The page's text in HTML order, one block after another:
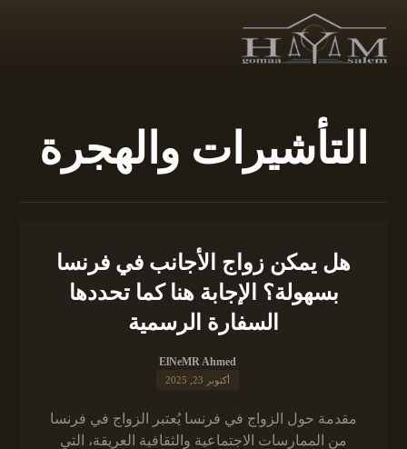
التأشيرات والهجرة
هل يمكن زواج الأجانب في فرنسا
بسهولة؟ الإجابة هنا كما تحددها
السفارة الرسمية
ElNeMR Ahmed
أكتوبر 23, 2025
مقدمة حول الزواج في فرنسا يُعتبر الزواج في فرنسا
من الممارسات الاجتماعية والثقافية العريقة، التي